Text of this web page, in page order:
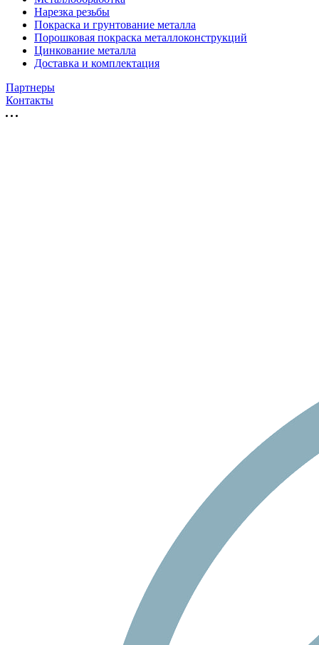
Нарезка резьбы
Покраска и грунтование металла
Порошковая покраска металлоконструкций
Цинкование металла
Доставка и комплектация
Партнеры
Контакты